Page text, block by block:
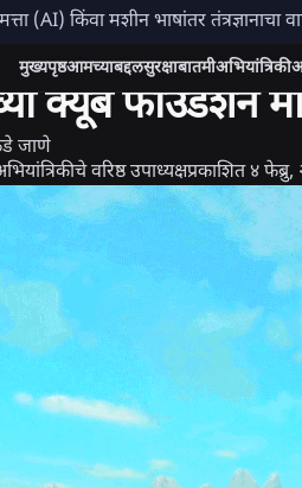
(AI) किंवा मशीन भाषांतर
मुख्यपृष्ठआमच्याबद्दलसुरक्षाबातमीअभियांत्रिकी
क्यूब फाउंडेशन
जाणे
वरिष्ठ उपाध्यक्षप्रकाशित४ फेब्रु,